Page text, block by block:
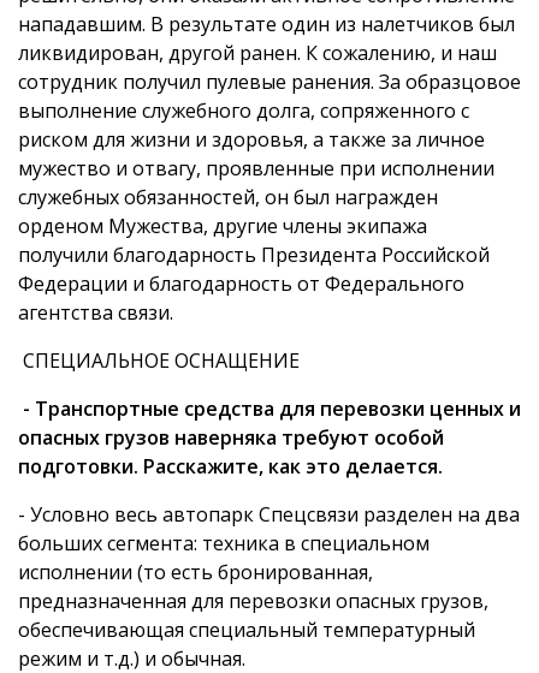
нападавшим. В результате один из налетчиков был
ликвидирован, другой ранен. К сожалению, и наш
сотрудник получил пулевые ранения. За образцовое
выполнение служебного долга, сопряженного с
риском для жизни и здоровья, а также за личное
мужество и отвагу, проявленные при исполнении
служебных обязанностей, он был награжден
орденом Мужества, другие члены экипажа
получили благодарность Президента Российской
Федерации и благодарность от Федерального
агентства связи.
СПЕЦИАЛЬНОЕ ОСНАЩЕНИЕ
- Транспортные средства для перевозки ценных и
опасных грузов наверняка требуют особой
подготовки. Расскажите, как это делается.
- Условно весь автопарк Спецсвязи разделен на два
больших сегмента: техника в специальном
исполнении (то есть бронированная,
предназначенная для перевозки опасных грузов,
обеспечивающая специальный температурный
режим и т.д.) и обычная.